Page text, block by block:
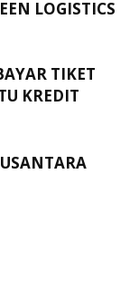
LOGISTICS
TIKET
KREDIT